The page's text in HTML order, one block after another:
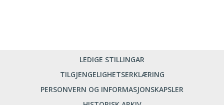
LEDIGE STILLINGAR
TILGJENGELIGHETSERKLÆRING
PERSONVERN OG INFORMASJONSKAPSLER